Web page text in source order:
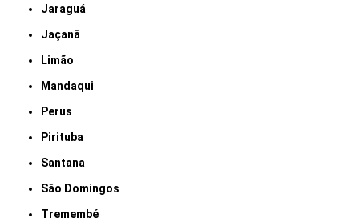
Jaraguá
Jaçanã
Limão
Mandaqui
Perus
Pirituba
Santana
São Domingos
Tremembé